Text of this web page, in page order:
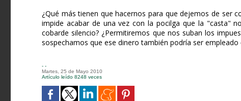
¿Qué más tienen que hacernos para que dejemos de ser
impide acabar de una vez con la pocilga que la "casta"
cobarde silencio? ¿Permitiremos que nos suban los
sospechamos que ese dinero también podría ser
- -
Martes, 25 de Mayo 2010
Artículo leído 8248 veces